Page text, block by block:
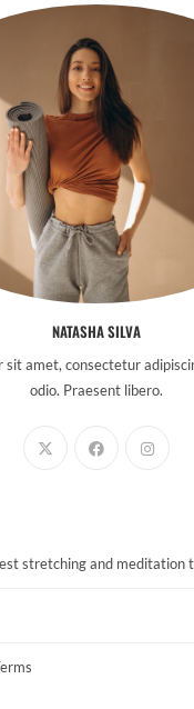
NATASHA SILVA
sit amet, consectetur
odio. Praesent libero.
stretching and meditation